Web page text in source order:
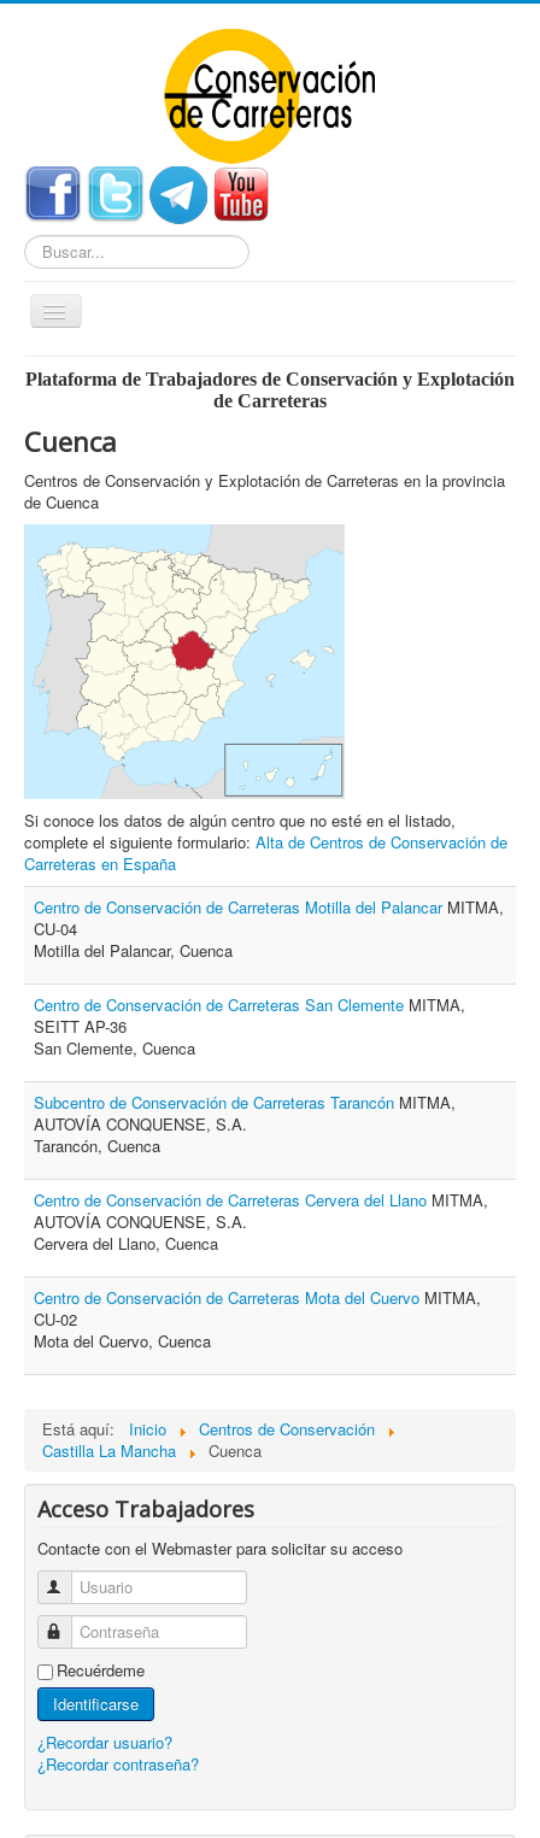
Buscar...
Cambiar
navegación
Home
Centros de Conservación
Empleo
Archivo
Formularios
Contacto
Plataforma de Trabajadores de Conservación y Explotación
de Carreteras
Cuenca
Centros de Conservación y Explotación de Carreteras en la provincia
de Cuenca
Si conoce los datos de algún centro que no esté en el listado,
complete el siguiente formulario: Alta de Centros de Conservación de
Carreteras en España
Centro de Conservación de Carreteras Motilla del Palancar MITMA,
CU-04
Motilla del Palancar, Cuenca
Centro de Conservación de Carreteras San Clemente MITMA,
SEITT AP-36
San Clemente, Cuenca
Subcentro de Conservación de Carreteras Tarancón MITMA,
AUTOVÍA CONQUENSE, S.A.
Tarancón, Cuenca
Centro de Conservación de Carreteras Cervera del Llano MITMA,
AUTOVÍA CONQUENSE, S.A.
Cervera del Llano, Cuenca
Centro de Conservación de Carreteras Mota del Cuervo MITMA,
CU-02
Mota del Cuervo, Cuenca
Está aquí: Inicio
Centros de Conservación
Castilla La Mancha
Cuenca
Acceso Trabajadores
Contacte con el Webmaster para solicitar su acceso
Usuario
Contraseña
Recuérdeme
Identificarse
¿Recordar usuario?
¿Recordar contraseña?